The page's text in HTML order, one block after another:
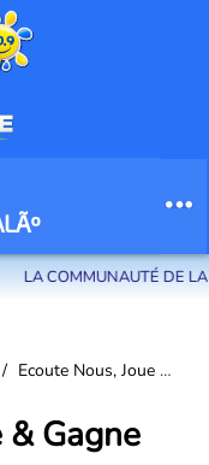
et des communes de
COMMUNAUTÉ DE LA
Ecoute Nous, Joue & Gagne
& Gagne